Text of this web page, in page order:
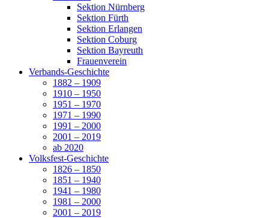
Sektion Nürnberg
Sektion Fürth
Sektion Erlangen
Sektion Coburg
Sektion Bayreuth
Frauenverein
Verbands-Geschichte
1882 – 1909
1910 – 1950
1951 – 1970
1971 – 1990
1991 – 2000
2001 – 2019
ab 2020
Volksfest-Geschichte
1826 – 1850
1851 – 1940
1941 – 1980
1981 – 2000
2001 – 2019